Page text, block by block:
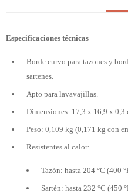
Especificaciones técnicas
Borde curvo para tazones y
sartenes.
Apto para lavavajillas.
Dimensiones: 17,3 x 16,9 x 0,3
Peso: 0,109 kg (0,171 kg con
Resistentes al calor:
Tazón: hasta 204 °C (400
Sartén: hasta 232 °C (450